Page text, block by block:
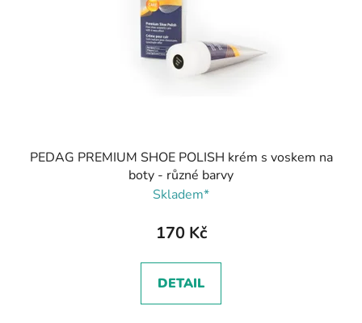
PEDAG PREMIUM SHOE POLISH krém s voskem na
boty - různé barvy
Skladem*
170 Kč
DETAIL